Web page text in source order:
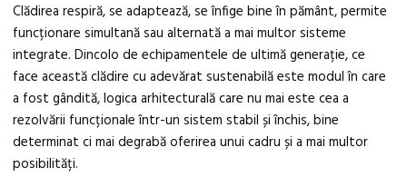
Clădirea respiră, se adaptează, se înfige bine în pământ, permite
funcționare simultană sau alternată a mai multor sisteme
integrate. Dincolo de echipamentele de ultimă generație, ce
face această clădire cu adevărat sustenabilă este modul în care
a fost gândită, logica arhitecturală care nu mai este cea a
rezolvării funcționale într-un sistem stabil și închis, bine
determinat ci mai degrabă oferirea unui cadru și a mai multor
posibilități.